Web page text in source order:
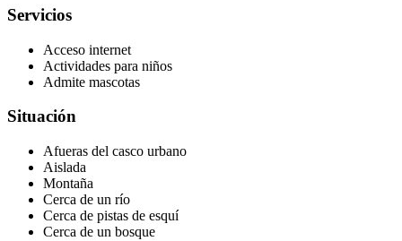
Servicios
Acceso internet
Actividades para niños
Admite mascotas
Situación
Afueras del casco urbano
Aislada
Montaña
Cerca de un río
Cerca de pistas de esquí
Cerca de un bosque